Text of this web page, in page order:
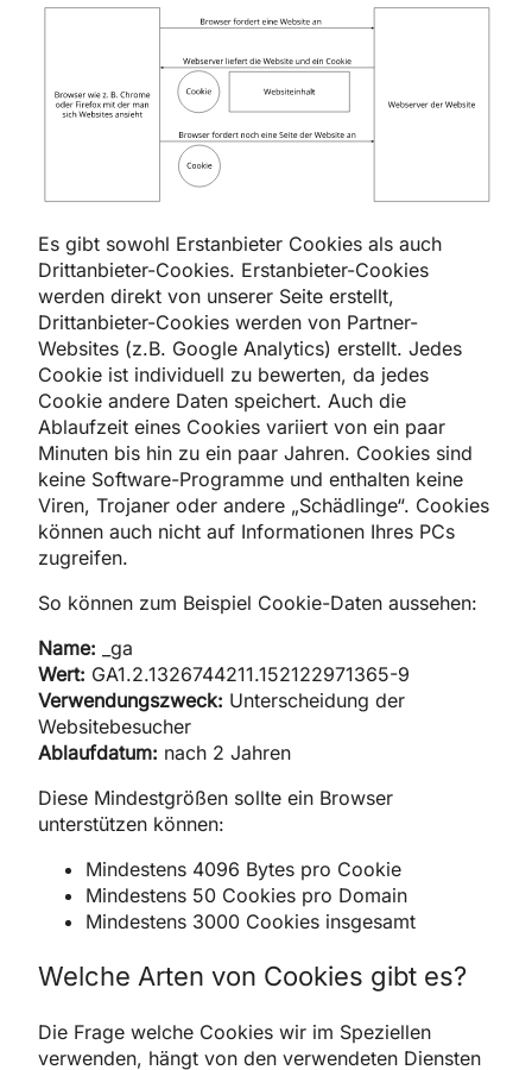
Es gibt sowohl Erstanbieter Cookies als auch
Drittanbieter-Cookies. Erstanbieter-Cookies
werden direkt von unserer Seite erstellt,
Drittanbieter-Cookies werden von Partner-
Websites (z.B. Google Analytics) erstellt. Jedes
Cookie ist individuell zu bewerten, da jedes
Cookie andere Daten speichert. Auch die
Ablaufzeit eines Cookies variiert von ein paar
Minuten bis hin zu ein paar Jahren. Cookies sind
keine Software-Programme und enthalten keine
Viren, Trojaner oder andere „Schädlinge“. Cookies
können auch nicht auf Informationen Ihres PCs
zugreifen.
So können zum Beispiel Cookie-Daten aussehen:
Name: _ga
Wert: GA1.2.1326744211.152122971365-9
Verwendungszweck: Unterscheidung der
Websitebesucher
Ablaufdatum: nach 2 Jahren
Diese Mindestgrößen sollte ein Browser
unterstützen können:
Mindestens 4096 Bytes pro Cookie
Mindestens 50 Cookies pro Domain
Mindestens 3000 Cookies insgesamt
Welche Arten von Cookies gibt es?
Die Frage welche Cookies wir im Speziellen
verwenden, hängt von den verwendeten Diensten